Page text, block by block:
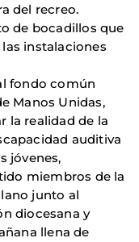
del recreo.
de bocadillos que
instalaciones
fondo común
Manos Unidas,
la realidad de la
auditiva
jóvenes,
miembros de la
junto al
diocesana y
llena de